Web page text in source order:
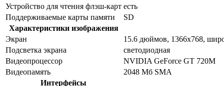
Устройство для чтения флэш-карт есть
Поддерживаемые карты памяти
SD
Характеристики изображения
Экран
15.6 дюймов, 1366x768,
Подсветка экрана
светодиодная
Видеопроцессор
NVIDIA GeForce GT 720M
Видеопамять
2048 Мб SMA
Интерфейсы